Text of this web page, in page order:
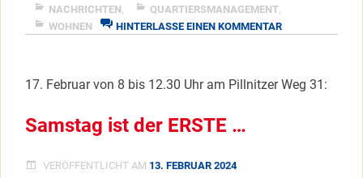
der
Obstallee”
NACHRICHTEN, QUARTIERSMANAGEMENT,
WOHNEN
HINTERLASSE EINEN KOMMENTARZU
DER
17. Februar von 8 bis 12.30 Uhr am Pillnitzer Weg 31:
Samstag ist der ERSTE …
VERÖFFENTLICHT AM 13. FEBRUAR 2024